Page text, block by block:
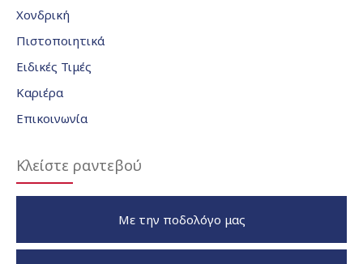
Χονδρική
Πιστοποιητικά
Ειδικές Τιμές
Καριέρα
Επικοινωνία
Κλείστε ραντεβού
Με την ποδολόγο μας